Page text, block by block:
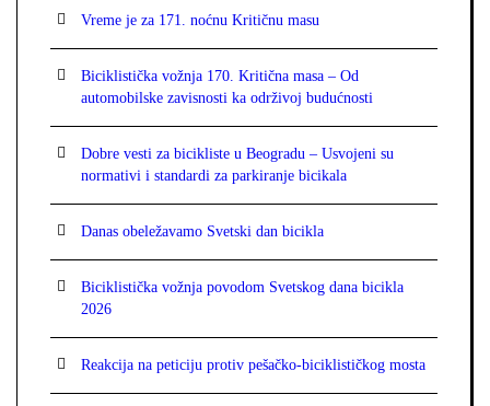
Vreme je za 171. noćnu Kritičnu masu
Biciklistička vožnja 170. Kritična masa – Od
automobilske zavisnosti ka održivoj budućnosti
Dobre vesti za bicikliste u Beogradu – Usvojeni su
normativi i standardi za parkiranje bicikala
Danas obeležavamo Svetski dan bicikla
Biciklistička vožnja povodom Svetskog dana bicikla
2026
Reakcija na peticiju protiv pešačko-biciklističkog mosta